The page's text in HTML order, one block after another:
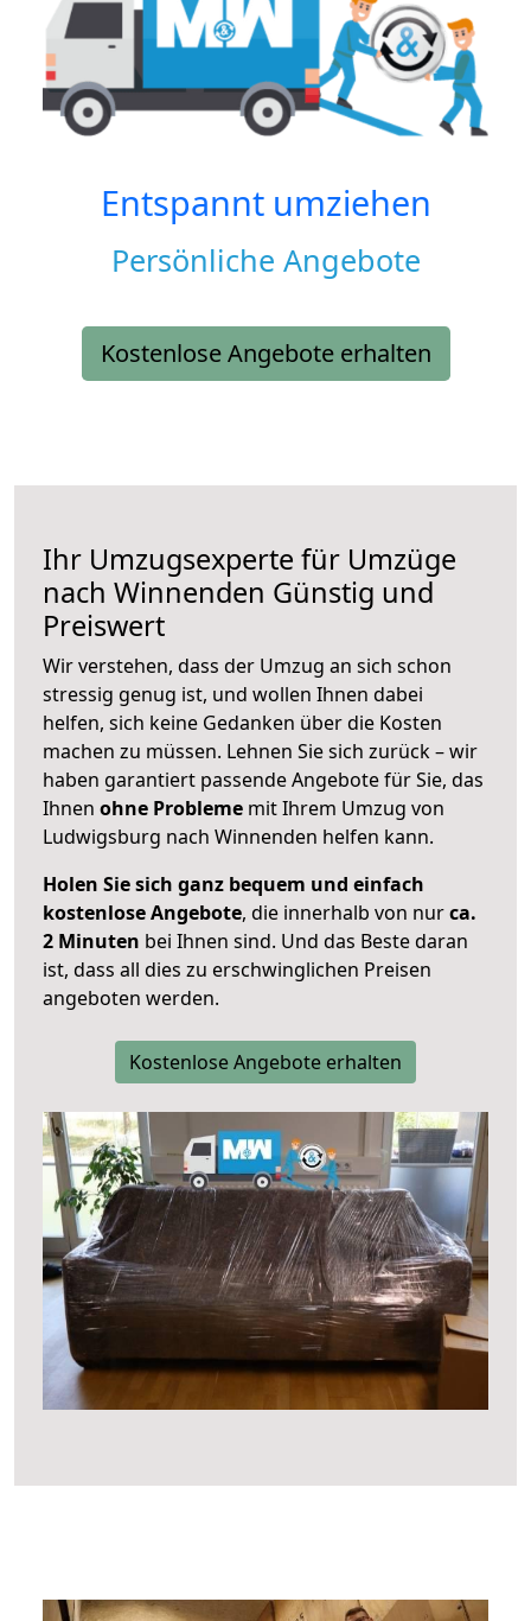
Entspannt umziehen
Persönliche Angebote
Kostenlose Angebote erhalten
Ihr Umzugsexperte für Umzüge
nach Winnenden Günstig und
Preiswert
Wir verstehen, dass der Umzug an sich schon
stressig genug ist, und wollen Ihnen dabei
helfen, sich keine Gedanken über die Kosten
machen zu müssen. Lehnen Sie sich zurück – wir
haben garantiert passende Angebote für Sie, das
Ihnen ohne Probleme mit Ihrem Umzug von
Ludwigsburg nach Winnenden helfen kann.
Holen Sie sich ganz bequem und einfach
kostenlose Angebote, die innerhalb von nurca.
2 Minuten bei Ihnen sind. Und das Beste daran
ist, dass all dies zu erschwinglichen Preisen
angeboten werden.
Kostenlose Angebote erhalten